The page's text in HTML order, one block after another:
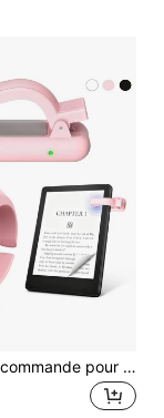
Bague de télécommande pour tourner les pages pour Kindle Paperwhite/Scribe/Oasis, télécommande sans fil RF, compatible avec iPhone, tablettes Android, liseuses, déclencheur d'obturateur d'appareil photo et déclencheur vidéo